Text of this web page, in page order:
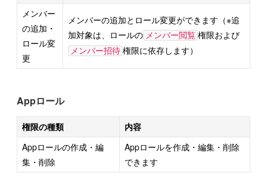
メンバー
の追加・
ロール変
更
メンバーの追加とロール変更ができます（※追
加対象は、ロールの メンバー閲覧 権限および
メンバー招待 権限に依存します）
Appロール
権限の種類
内容
Appロールの作成・編
集・削除
Appロールを作成・編集・削除
できます